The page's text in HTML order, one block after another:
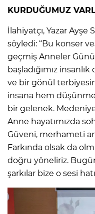
KURDUĞUMUZ
İlahiyatçı, Yazar
söyledi: “Bu konser
geçmiş Anneler
başladığımız
ve bir gönül
insana hem
bir gelenek.
Anne hayatımızda
Güveni, merhameti
Farkında olsak da
doğru yöneliriz.
şarkılar bize o sesi